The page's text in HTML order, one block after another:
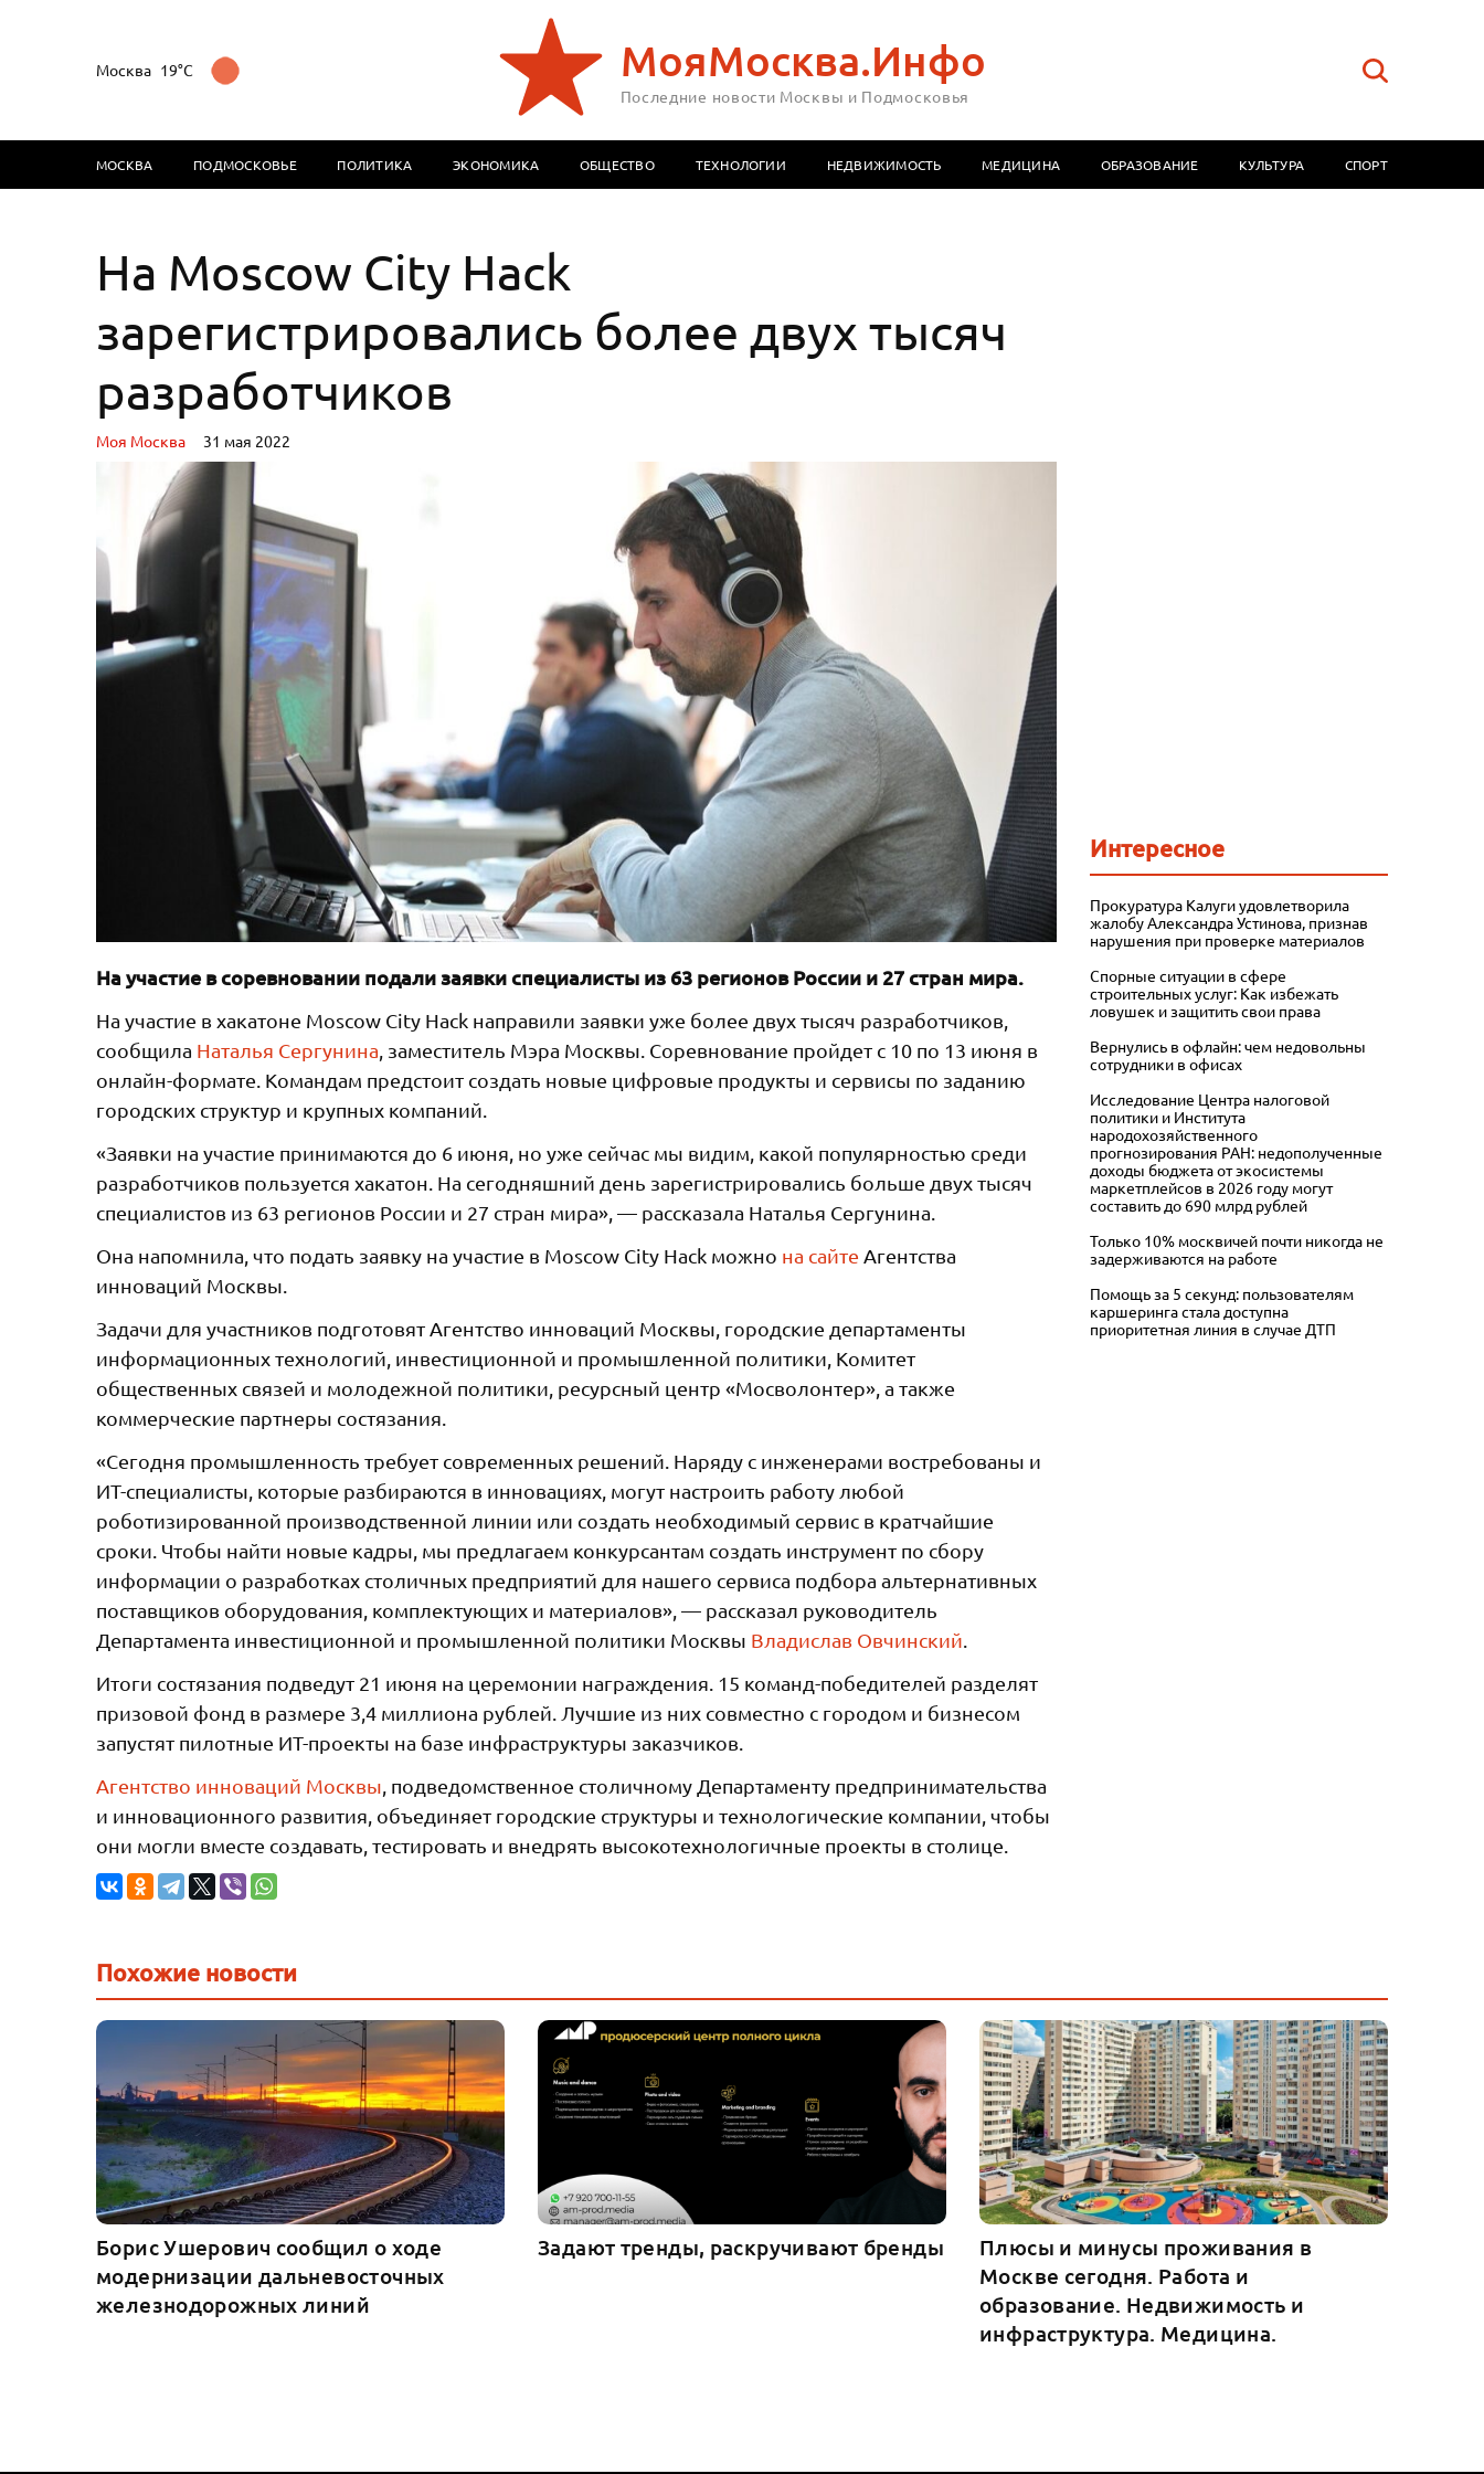
Москва 19°C МояМосква.Инфо
Последние новости Москвы и Подмосковья
МОСКВА ПОДМОСКОВЬЕ ПОЛИТИКА ЭКОНОМИКА ОБЩЕСТВО ТЕХНОЛОГИИ НЕДВИЖИМОСТЬ МЕДИЦИНА ОБРАЗОВАНИЕ КУЛЬТУРА СПОРТ
На Moscow City Hack
зарегистрировались более двух тысяч
разработчиков
Моя Москва 31 мая 2022
На участие в соревновании подали заявки специалисты из 63 регионов России и 27 стран мира.
На участие в хакатоне Moscow City Hack направили заявки уже более двух тысяч разработчиков,
сообщила Наталья Сергунина , заместитель Мэра Москвы. Соревнование пройдет с 10 по 13 июня в
онлайн-формате. Командам предстоит создать новые цифровые продукты и сервисы по заданию
городских структур и крупных компаний.
«Заявки на участие принимаются до 6 июня, но уже сейчас мы видим, какой популярностью среди
разработчиков пользуется хакатон. На сегодняшний день зарегистрировались больше двух тысяч
специалистов из 63 регионов России и 27 стран мира», — рассказала Наталья Сергунина.
Она напомнила, что подать заявку на участие в Moscow City Hack можно на сайте Агентства
инноваций Москвы.
Задачи для участников подготовят Агентство инноваций Москвы, городские департаменты
информационных технологий, инвестиционной и промышленной политики, Комитет
общественных связей и молодежной политики, ресурсный центр «Мосволонтер», а также
коммерческие партнеры состязания.
«Сегодня промышленность требует современных решений. Наряду с инженерами востребованы и
ИТ-специалисты, которые разбираются в инновациях, могут настроить работу любой
роботизированной производственной линии или создать необходимый сервис в кратчайшие
сроки. Чтобы найти новые кадры, мы предлагаем конкурсантам создать инструмент по сбору
информации о разработках столичных предприятий для нашего сервиса подбора альтернативных
поставщиков оборудования, комплектующих и материалов», — рассказал руководитель
Департамента инвестиционной и промышленной политики Москвы Владислав Овчинский
Итоги состязания подведут 21 июня на церемонии награждения. 15 команд-победителей разделят
призовой фонд в размере 3,4 миллиона рублей. Лучшие из них совместно с городом и бизнесом
запустят пилотные ИТ-проекты на базе инфраструктуры заказчиков.
Агентство инноваций Москвы , подведомственное столичному Департаменту предпринимательства
и инновационного развития, объединяет городские структуры и технологические компании, чтобы
они могли вместе создавать, тестировать и внедрять высокотехнологичные проекты в столице.
Интересное
Прокуратура Калуги удовлетворила
жалобу Александра Устинова, признав
нарушения при проверке материалов
Спорные ситуации в сфере
строительных услуг: Как избежать
ловушек и защитить свои права
Вернулись в офлайн: чем недовольны
сотрудники в офисах
Исследование Центра налоговой
политики и Института
народохозяйственного
прогнозирования РАН: недополученные
доходы бюджета от экосистемы
маркетплейсов в 2026 году могут
составить до 690 млрд рублей
Только 10% москвичей почти никогда не
задерживаются на работе
Помощь за 5 секунд: пользователям
каршеринга стала доступна
приоритетная линия в случае ДТП
Похожие новости
Борис Ушерович сообщил о ходе
модернизации дальневосточных
железнодорожных линий
Задают тренды, раскручивают бренды
Плюсы и минусы проживания в
Москве сегодня. Работа и
образование. Недвижимость и
инфраструктура. Медицина.